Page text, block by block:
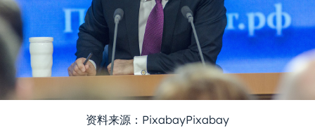
资料来源：PixabayPixabay